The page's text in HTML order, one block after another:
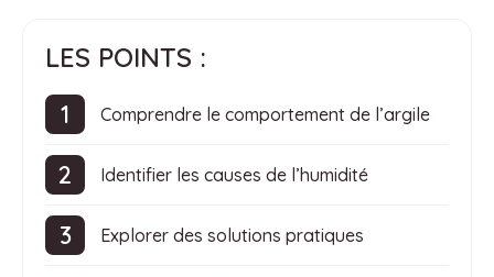
LES POINTS :
Comprendre le comportement de l’argile
Identifier les causes de l’humidité
Explorer des solutions pratiques